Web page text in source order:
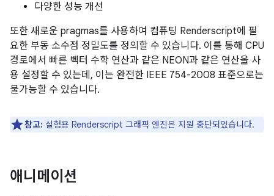
다양한 성능 개선
또한 새로운 pragmas를 사용하여 컴퓨팅 Renderscript에 필
요한 부동 소수점 정밀도를 정의할 수 있습니다. 이를 통해 CPU
경로에서 빠른 벡터 수학 연산과 같은 NEON과 같은 연산을 사
용 설정할 수 있는데, 이는 완전한 IEEE 754-2008 표준으로는
불가능할 수 있습니다.
참고: 실험용 Renderscript 그래픽 엔진은 지원 중단되었습니다.
애니메이션